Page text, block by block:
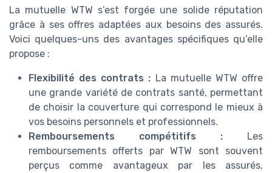
La mutuelle WTW s’est forgée une solide réputation
grâce à ses offres adaptées aux besoins des assurés.
Voici quelques-uns des avantages spécifiques qu’elle
propose :
Flexibilité des contrats : La mutuelle WTW offre
une grande variété de contrats santé, permettant
de choisir la couverture qui correspond le mieux à
vos besoins personnels et professionnels.
Remboursements compétitifs : Les
remboursements offerts par WTW sont souvent
perçus comme avantageux par les assurés,